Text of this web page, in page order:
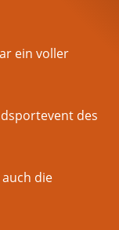
ein voller
des
die